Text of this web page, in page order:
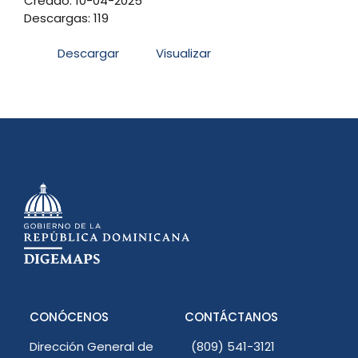
Descargas: 119
Descargar Visualizar
CONÓCENOS
Dirección General de
CONTÁCTANOS
(809) 541-3121